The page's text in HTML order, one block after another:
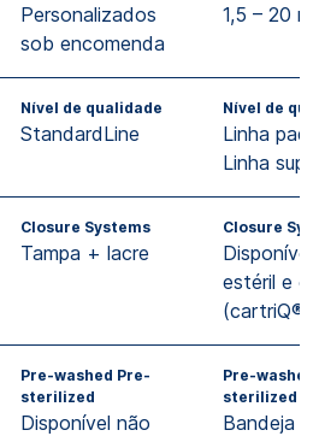
Personalizados
sob encomenda
1,5 – 20 ml
Nível de qualidade
StandardLine
Nível de
Linha
Linha
Closure Systems
Tampa + lacre
Closure
estéril e
(cartriQ®)
Pre-washed Pre-
sterilized
Disponível não
Pre-washed
sterilized
Bandeja a